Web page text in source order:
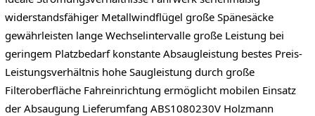
widerstandsfähiger Metallwindflügel große Spänesäcke
gewährleisten lange Wechselintervalle große Leistung bei
geringem Platzbedarf konstante Absaugleistung bestes Preis-
Leistungsverhältnis hohe Saugleistung durch große
Filteroberfläche Fahreinrichtung ermöglicht mobilen Einsatz
der Absaugung Lieferumfang ABS1080230V Holzmann